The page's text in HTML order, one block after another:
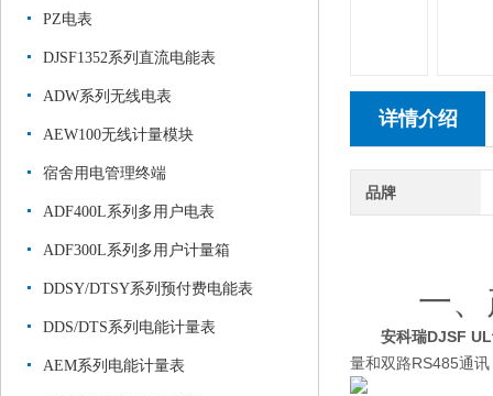
PZ电表
DJSF1352系列直流电能表
ADW系列无线电表
AEW100无线计量模块
宿舍用电管理终端
ADF400L系列多用户电表
ADF300L系列多用户计量箱
DDSY/DTSY系列预付费电能表
DDS/DTS系列电能计量表
AEM系列电能计量表
详情介绍
品牌
一、
安科瑞DJSF
量和双路RS485通